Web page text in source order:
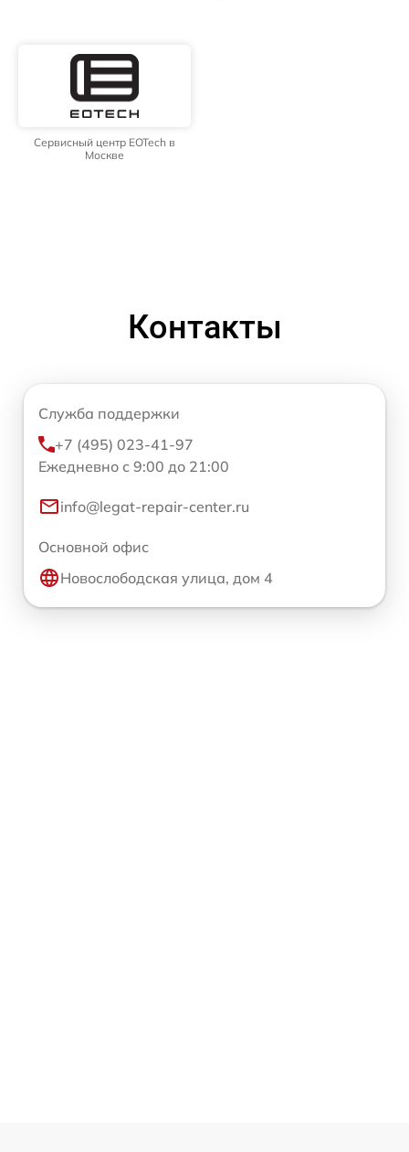
Сервисный центр EOTech в
Москве
Контакты
Служба поддержки
+7 (495) 023-41-97
Ежедневно с 9:00 до 21:00
info@legat-repair-center.ru
Основной офис
Новослободская улица, дом 4